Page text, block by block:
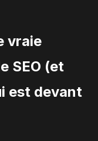
vraie
SEO (et
est devant